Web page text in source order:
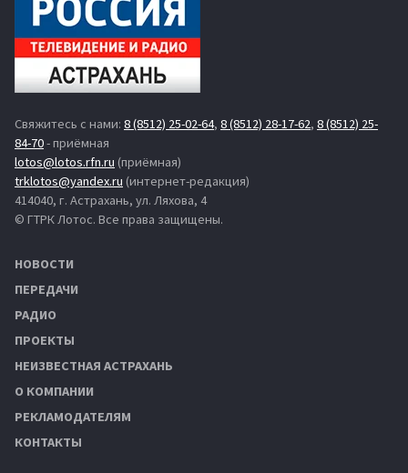
Свяжитесь с нами: 8 (8512) 25-02-64, 8 (8512) 28-17-62, 8 (8512) 25-
84-70- приёмная
lotos@lotos.rfn.ru (приёмная)
trklotos@yandex.ru (интернет-редакция)
414040, г. Астрахань, ул. Ляхова, 4
© ГТРК Лотос. Все права защищены.
НОВОСТИ
ПЕРЕДАЧИ
РАДИО
ПРОЕКТЫ
НЕИЗВЕСТНАЯ АСТРАХАНЬ
О КОМПАНИИ
РЕКЛАМОДАТЕЛЯМ
КОНТАКТЫ